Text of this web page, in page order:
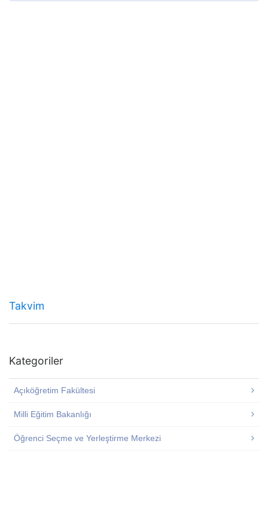
Takvim
Kategoriler
Açıköğretim Fakültesi
Milli Eğitim Bakanlığı
Öğrenci Seçme ve Yerleştirme Merkezi